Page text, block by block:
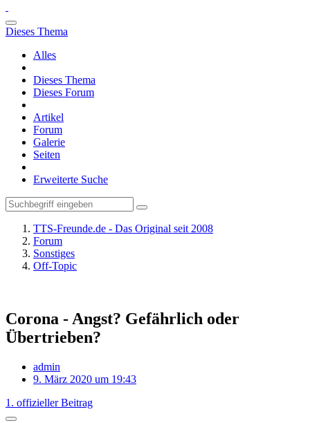
Dieses Thema
Alles
Dieses Thema
Dieses Forum
Artikel
Forum
Galerie
Seiten
Erweiterte Suche
TTS-Freunde.de - Das Original seit 2008
Forum
Sonstiges
Off-Topic
Corona - Angst? Gefährlich oder
Übertrieben?
admin
9. März 2020 um 19:43
1. offizieller Beitrag